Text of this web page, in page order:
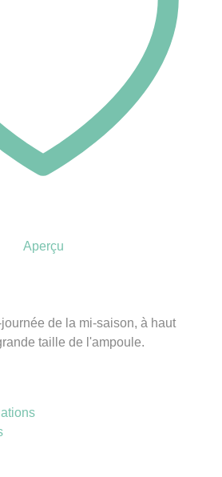
Aperçu
de la mi-saison, à haut
taille de l'ampoule.